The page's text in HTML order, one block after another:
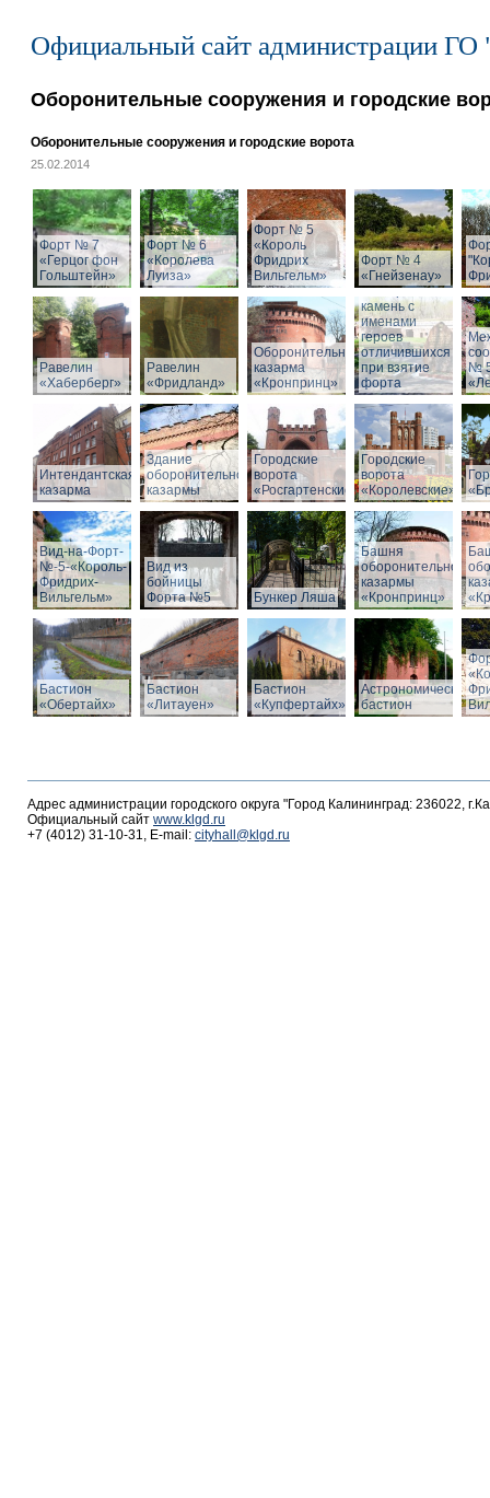
Официальный сайт администрации ГО
Оборонительные сооружения и городские
Оборонительные сооружения и городские ворота
25.02.2014
Форт № 7
«Герцог фон
Гольштейн»
Форт № 6
«Королева
Луиза»
Форт № 5
«Король
Фридрих
Вильгельм»
Форт № 4
«Гнейзенау»
Равелин
«Хаберберг»
Равелин
«Фридланд»
Оборонительная
казарма
«Кронпринц»
Мемориальный
камень с
именами
героев
отличившихся
при взятие
форта
№
Интендантская
казарма
Здание
оборонительной
казармы
Городские
ворота
«Росгартенские»
Городские
ворота
«Королевские»
Вид-на-Форт-
№-5-«Король-
Фридрих-
Вильгельм»
Вид из
бойницы
Форта №5
Бункер Ляша
Башня
оборонительной
казармы
«Кронпринц»
Бастион
«Обертайх»
Бастион
«Литауен»
Бастион
«Купфертайх»
Астрономический
бастион
Адрес администрации городского округа "Город Калининград: 236022,
Официальный сайт www.klgd.ru
+7 (4012) 31-10-31, E-mail: cityhall@klgd.ru